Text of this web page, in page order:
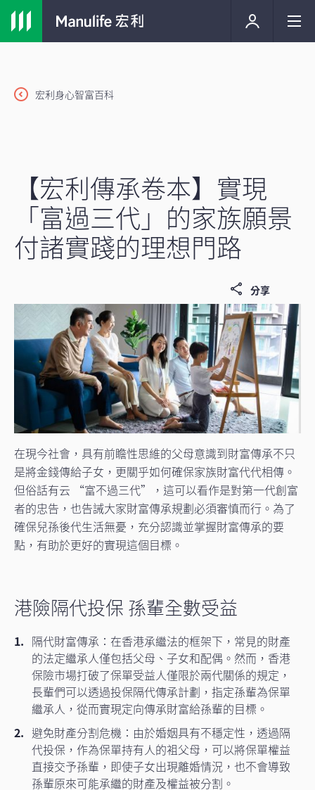
宏利身心智富百科
【宏利傳承卷本】實現
「富過三代」的家族願景
付諸實踐的理想門路
分享
在現今社會，具有前瞻性思維的父母意識到財富傳承不只
是將金錢傳給子女，更關乎如何確保家族財富代代相傳。
但俗話有云 “富不過三代”，這可以看作是對第一代創富
者的忠告，也告誡大家財富傳承規劃必須審慎而行。為了
確保兒孫後代生活無憂，充分認識並掌握財富傳承的要
點，有助於更好的實現這個目標。
港險隔代投保 孫輩全數受益
隔代財富傳承：在香港承繼法的框架下，常見的財產
的法定繼承人僅包括父母、子女和配偶。然而，香港
保險市場打破了保單受益人僅限於兩代關係的規定，
長輩們可以透過投保隔代傳承計劃，指定孫輩為保單
繼承人，從而實現定向傳承財富給孫輩的目標。
避免財產分割危機：由於婚姻具有不穩定性，透過隔
代投保，作為保單持有人的袓父母，可以將保單權益
直接交予孫輩，即使子女出現離婚情況，也不會導致
孫輩原來可能承繼的財產及權益被分割。